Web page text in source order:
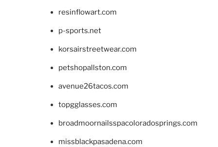
resinflowart.com
p-sports.net
korsairstreetwear.com
petshopallston.com
avenue26tacos.com
topgglasses.com
broadmoornailsspacoloradosprings.com
missblackpasadena.com